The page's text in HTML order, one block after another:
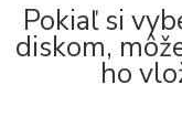
Pokiaľ si
diskom,
ho